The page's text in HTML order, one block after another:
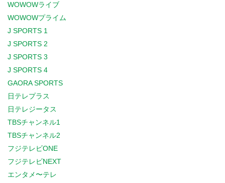
WOWOWライブ
WOWOWプライム
J SPORTS 1
J SPORTS 2
J SPORTS 3
J SPORTS 4
GAORA SPORTS
日テレプラス
日テレジータス
TBSチャンネル1
TBSチャンネル2
フジテレビONE
フジテレビNEXT
エンタメ〜テレ